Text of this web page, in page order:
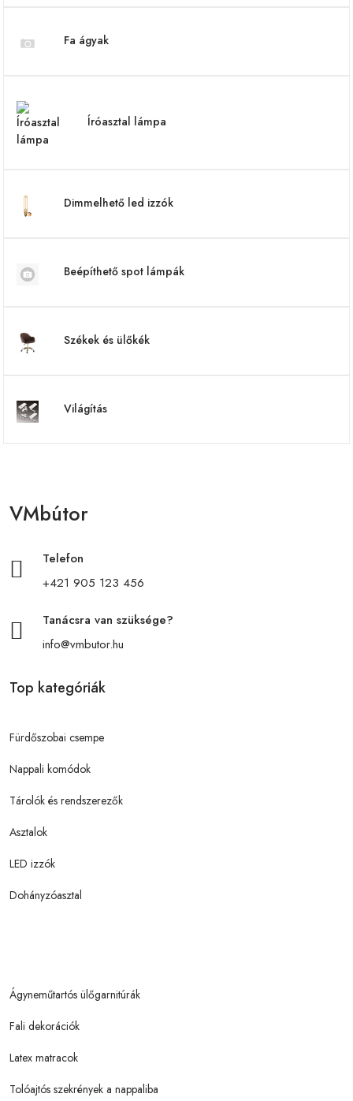
Fa ágyak
Íróasztal lámpa
Dimmelhető led izzók
Beépíthető spot lámpák
Székek és ülőkék
Világítás
VMbútor
Telefon
+421 905 123 456
Tanácsra van szüksége?
info@vmbutor.hu
Top kategóriák
Fürdőszobai csempe
Nappali komódok
Tárolók és rendszerezők
Asztalok
LED izzók
Dohányzóasztal
Ágyneműtartós ülőgarnitúrák
Fali dekorációk
Latex matracok
Tolóajtós szekrények a nappaliba